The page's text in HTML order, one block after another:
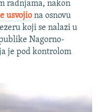
radnjama, nakon
usvojio na osnovu
koji se nalazi u
Nagorno-
je pod kontrolom